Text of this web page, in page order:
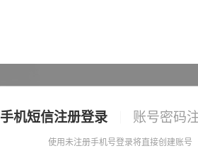
手机短信注册登录 账号密码
使用未注册手机号登录将直接创建账号